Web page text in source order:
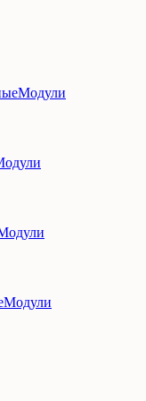
Модули
Модули